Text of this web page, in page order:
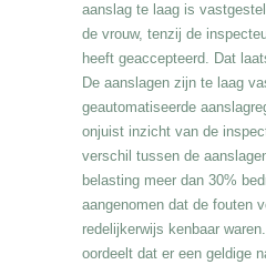
aanslag te laag is
de vrouw, tenzij de
heeft geaccepteerd. Dat
De aanslagen zijn te laag
geautomatiseerde
onjuist inzicht van de
verschil tussen de
belasting meer dan 30%
aangenomen dat de fouten
redelijkerwijs kenbaar
oordeelt dat er een geldige